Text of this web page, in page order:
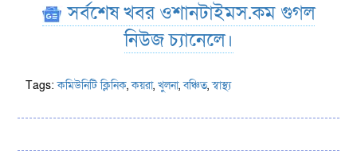
সর্বশেষ খবর ওশানটাইমস.কম গুগল
নিউজ চ্যানেলে।
Tags:কমিউনিটি ক্লিনিক,কয়রা,খুলনা,বঞ্চিত,স্বাস্থ্য